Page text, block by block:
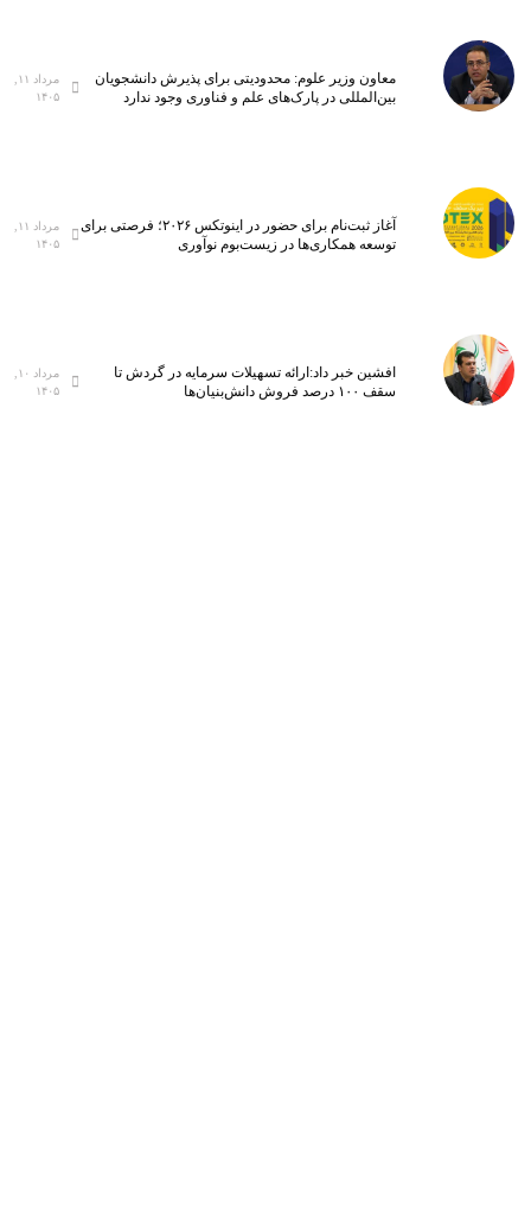
معاون وزیر علوم: محدودیتی برای پذیرش دانشجویان
بین‌المللی در پارک‌های علم و فناوری وجود ندارد
۱۴۰۵
آغاز ثبت‌نام برای حضور در اینوتکس ۲۰۲۶؛ فرصتی برای
توسعه همکاری‌ها در زیست‌بوم نوآوری
۱۴۰۵
افشین خبر داد:ارائه تسهیلات سرمایه در گردش تا
سقف ۱۰۰ درصد فروش دانش‌بنیان‌ها
۱۴۰۵